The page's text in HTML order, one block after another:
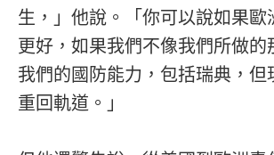
生，」他說。「你可以說如果歐
更好，如果我們不像我們所做的
我們的國防能力，包括瑞典，但
重回軌道。」